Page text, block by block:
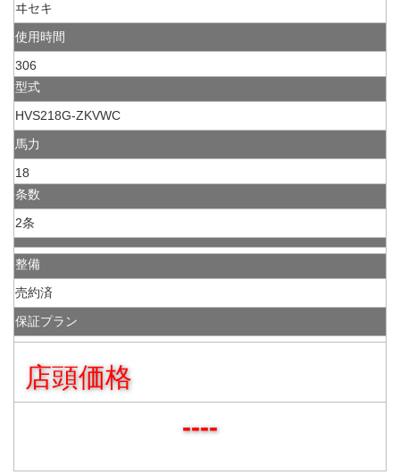
ヰセキ
使用時間
306
型式
HVS218G-ZKVWC
馬力
18
条数
2条
整備
売約済
保証プラン
店頭価格
----